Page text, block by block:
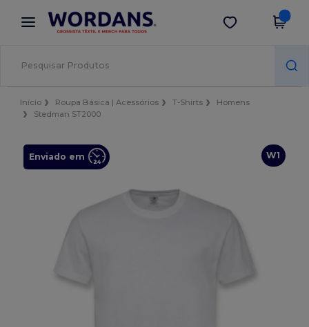
× App Wordans
Melhores preços na app!
Obter app
Início Roupa Básica | Acessórios T-Shirts
Homens
Stedman ST2000
W1
Enviado em